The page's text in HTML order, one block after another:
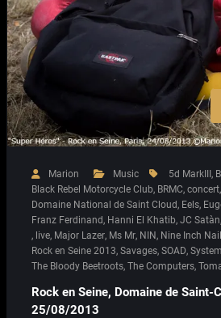
Marion Music 5d MarkIII ,
Black Rebel Motorcycle Club, BRMC, concert,
Domaine National de Saint Cloud, Eels,
Franz Ferdinand, Hanni El Khatib, JC Satàn,
, live, Major Lazer, Ms Mr, NIN, Nine Inch
Rock en Seine 2013, Savages, SOAD,
The Bloody Beetroots, The Computers,
Rock en Seine, Domaine de Saint-
25/08/2013